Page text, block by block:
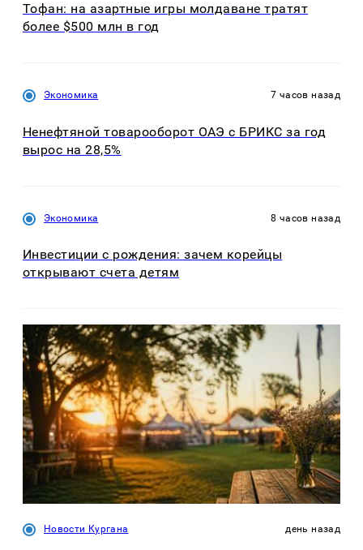
Тофан: на азартные игры молдаване тратят
более $500 млн в год
Экономика 7 часов назад
Ненефтяной товарооборот ОАЭ с БРИКС за год
вырос на 28,5%
Экономика 8 часов назад
Инвестиции с рождения: зачем корейцы
открывают счета детям
Новости Кургана день назад